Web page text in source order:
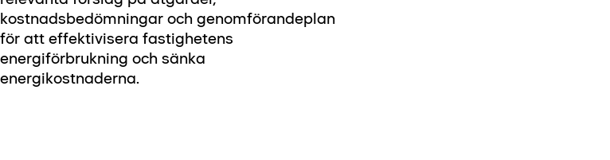
kostnadsbedömningar och genomförandeplan
för att effektivisera fastighetens
energiförbrukning och sänka
energikostnaderna.